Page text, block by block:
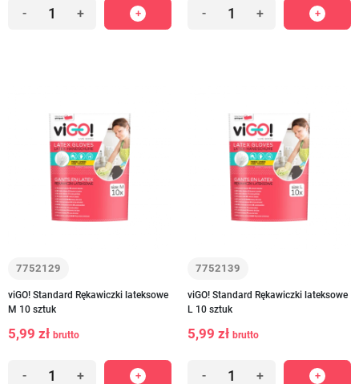
- + - +
7752129
viGO! Standard Rękawiczki lateksowe
M 10 sztuk
5,99 zł brutto
- +
7752139
viGO! Standard Rękawiczki lateksowe
L 10 sztuk
5,99 zł brutto
- +